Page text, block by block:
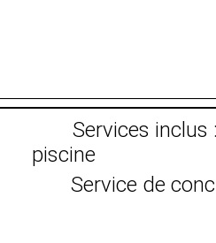
Services inclus
piscine
Service de